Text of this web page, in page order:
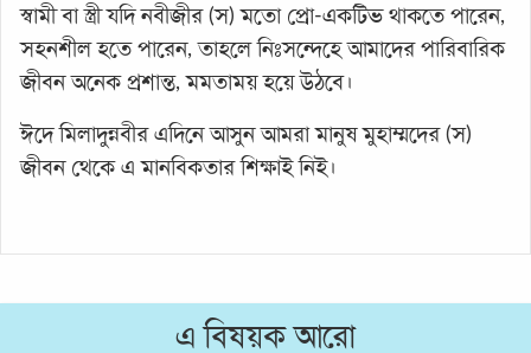
স্বামী বা স্ত্রী যদি নবীজীর (স) মতো প্রো-একটিভ থাকতে পারেন,
সহনশীল হতে পারেন, তাহলে নিঃসন্দেহে আমাদের পারিবারিক
জীবন অনেক প্রশান্ত, মমতাময় হয়ে উঠবে।
ঈদে মিলাদুন্নবীর এদিনে আসুন আমরা মানুষ মুহাম্মদের (স)
জীবন থেকে এ মানবিকতার শিক্ষাই নিই।
এ বিষয়ক আরো